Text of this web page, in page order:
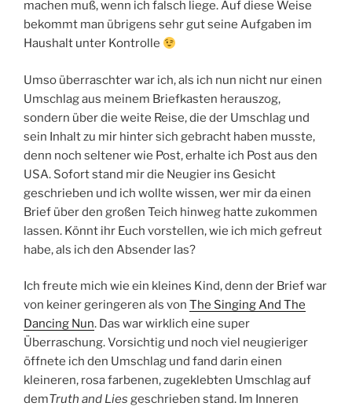
machen muß, wenn ich falsch liege. Auf diese Weise
bekommt man übrigens sehr gut seine Aufgaben im
Haushalt unter Kontrolle
Umso überraschter war ich, als ich nun nicht nur einen
Umschlag aus meinem Briefkasten herauszog,
sondern über die weite Reise, die der Umschlag und
sein Inhalt zu mir hinter sich gebracht haben musste,
denn noch seltener wie Post, erhalte ich Post aus den
USA. Sofort stand mir die Neugier ins Gesicht
geschrieben und ich wollte wissen, wer mir da einen
Brief über den großen Teich hinweg hatte zukommen
lassen. Könnt ihr Euch vorstellen, wie ich mich gefreut
habe, als ich den Absender las?
Ich freute mich wie ein kleines Kind, denn der Brief war
von keiner geringeren als von The Singing And The
Dancing Nun. Das war wirklich eine super
Überraschung. Vorsichtig und noch viel neugieriger
öffnete ich den Umschlag und fand darin einen
kleineren, rosa farbenen, zugeklebten Umschlag auf
demTruth and Lies geschrieben stand. Im Inneren